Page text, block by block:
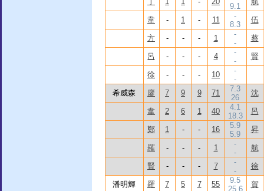
9.1
韋 - 1 - 11
-
8.3
伍
方 - - - 1
-
-
蔡
呂 - - - 4
-
-
賢
徐 - - - 10
-
-
希威森
廖 7 9 9 71
7.3
26
沈
韋 2 6 1 40
4.1
18.3
呂
鄭 1 - - 16
5.9
5.9
昇
羅 - - - 1
-
-
航
賢 - - - 7
-
-
徐
潘明輝 羅 7 5 7 55
9.5
25.6
賀